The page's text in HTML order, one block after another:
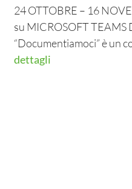
24 OTTOBRE – 16
su MICROSOFT TEAMS
“Documentiamoci” è un
dettagli